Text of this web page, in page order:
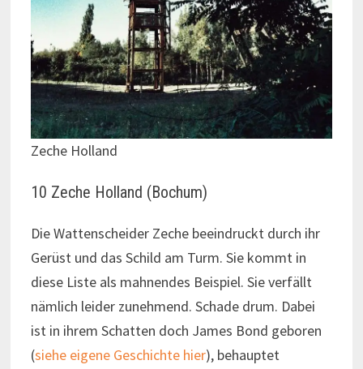
Zeche Holland
10 Zeche Holland (Bochum)
Die Wattenscheider Zeche beeindruckt durch ihr
Gerüst und das Schild am Turm. Sie kommt in
diese Liste als mahnendes Beispiel. Sie verfällt
nämlich leider zunehmend. Schade drum. Dabei
ist in ihrem Schatten doch James Bond geboren
(siehe eigene Geschichte hier), behauptet